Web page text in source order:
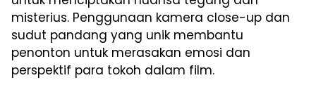
misterius. Penggunaan kamera close-up dan
sudut pandang yang unik membantu
penonton untuk merasakan emosi dan
perspektif para tokoh dalam film.